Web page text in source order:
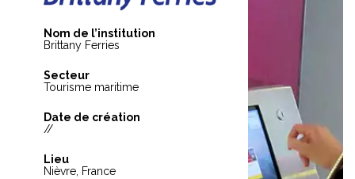
Nom de l’institution
Brittany Ferries
Secteur
Tourisme maritime
Date de création
//
Lieu
Nièvre, France